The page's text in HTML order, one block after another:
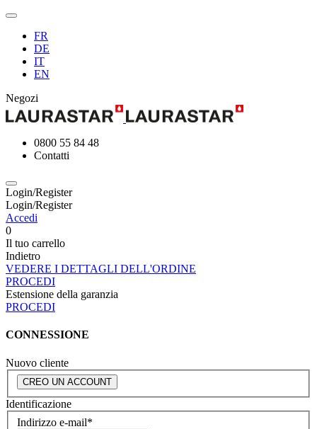
FR
DE
IT
EN
Negozi
0800 55 84 48
Contatti
Login/Register
Login/Register
Accedi
0
Il tuo carrello
Indietro
VEDERE I DETTAGLI DELL'ORDINE
PROCEDI
Estensione della garanzia
PROCEDI
CONNESSIONE
Nuovo cliente
CREO UN ACCOUNT
Identificazione
Indirizzo e-mail*